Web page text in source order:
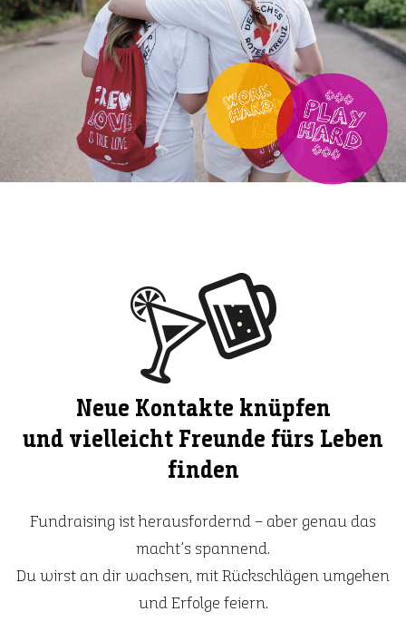
Neue Kontakte knüpfen
und vielleicht Freunde fürs Leben
finden
Fundraising ist herausfordernd – aber genau das
macht’s spannend.
Du wirst an dir wachsen, mit Rückschlägen umgehen
und Erfolge feiern.